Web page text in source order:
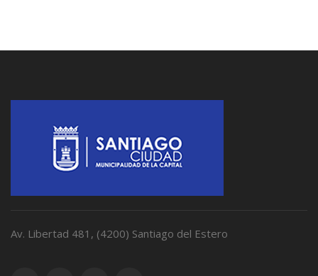
Av. Libertad 481, (4200) Santiago del Estero